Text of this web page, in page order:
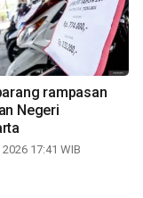
rampasan
Negeri
17:41 WIB